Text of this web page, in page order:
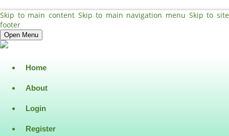
Skip to main content Skip to main navigation menu Skip to site
footer
Open Menu
Home
About
Login
Register